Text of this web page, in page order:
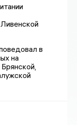
в
на